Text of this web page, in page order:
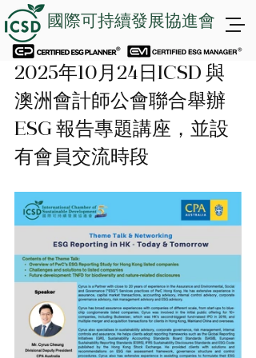
國際可持續發展協進會
2025年10月24日ICSD 與
澳洲會計師公會聯合舉辦
ESG 報告專題講座，並設
有會員交流時段